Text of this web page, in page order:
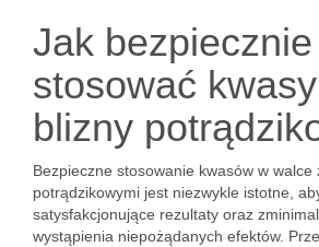
Jak bezpiecznie
stosować
blizny
Bezpieczne stosowanie kwasów w walce
potrądzikowymi jest niezwykle istotne,
satysfakcjonujące rezultaty oraz
wystąpienia niepożądanych efektów.